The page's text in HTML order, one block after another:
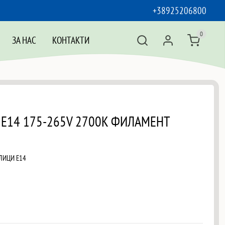
+38925206800
ЗА НАС КОНТАКТИ 0
175-265V 2700K ФИЛАМЕНТ
Е14